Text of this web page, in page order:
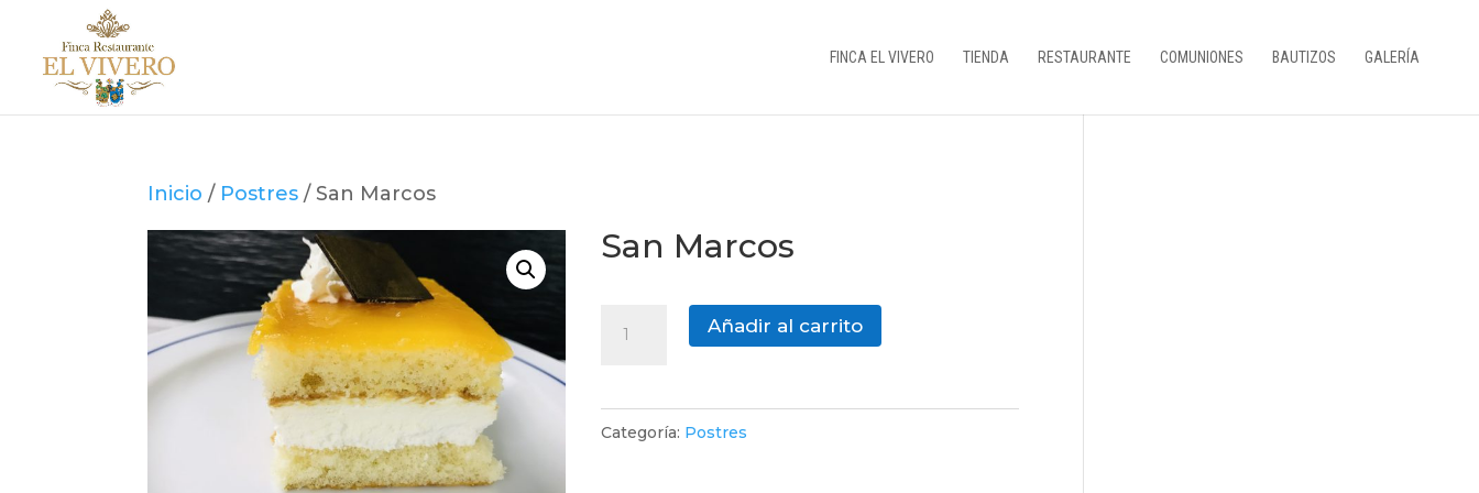
FINCA EL VIVERO TIENDA RESTAURANTE COMUNIONES BAUTIZOS GALERÍA
Inicio / Postres / San Marcos
San Marcos
Añadir al carrito
Categoría: Postres